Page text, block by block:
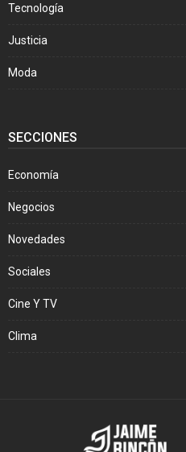
Tecnología
Justicia
Moda
SECCIONES
Economía
Negocios
Novedades
Sociales
Cine Y TV
Clima